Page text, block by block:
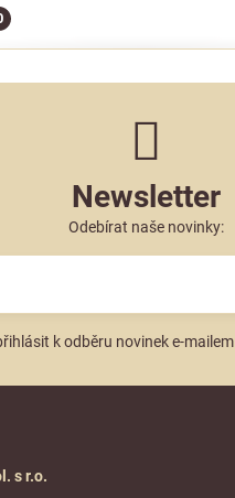
Newsletter
Odebírat naše novinky:
k odběru novinek e-mailem
s r.o.